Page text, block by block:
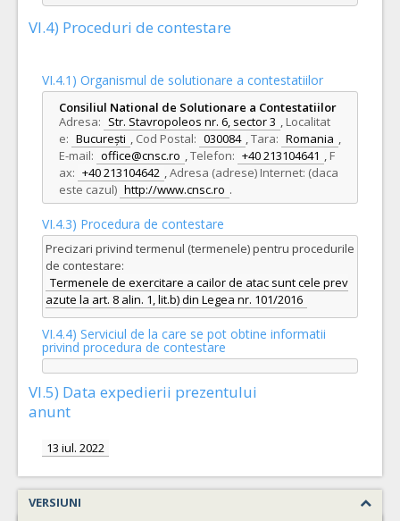
VI.4) Proceduri de contestare
VI.4.1) Organismul de solutionare a contestatiilor
Consiliul National de Solutionare a Contestatiilor
Adresa: Str. Stavropoleos nr. 6, sector 3 , Localitat
e: București , Cod Postal: 030084 ,Tara: Romania ,
E-mail: office@cnsc.ro ,Telefon: +40 213104641 , F
ax: +40 213104642 ,Adresa (adrese) Internet: (daca
este cazul) http://www.cnsc.ro .
VI.4.3) Procedura de contestare
Precizari privind termenul (termenele) pentru procedurile
de contestare:
Termenele de exercitare a cailor de atac sunt cele prev
azute la art. 8 alin. 1, lit.b) din Legea nr. 101/2016
VI.4.4) Serviciul de la care se pot obtine informatii
privind procedura de contestare
VI.5) Data expedierii prezentului
anunt
13 iul. 2022
VERSIUNI